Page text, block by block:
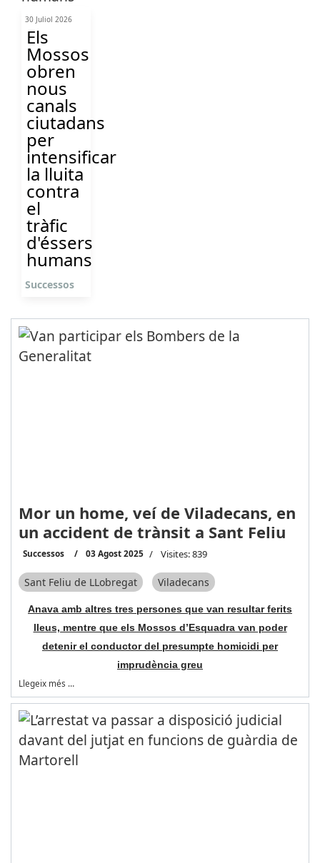
30 Juliol 2026
Els
Mossos
obren
nous
canals
ciutadans
per
intensificar
la lluita
contra
el
tràfic
d'éssers
humans
Successos
Mor un home, veí de Viladecans, en
un accident de trànsit a Sant Feliu
Successos 03 Agost 2025 Visites: 839
Sant Feliu de LLobregat Viladecans
Anava amb altres tres persones que van resultar ferits
lleus, mentre que els Mossos d’Esquadra van poder
detenir el conductor del presumpte homicidi per
imprudència greu
Llegeix més …